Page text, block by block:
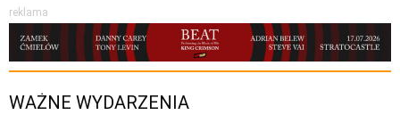
reklama
WAŻNE WYDARZENIA